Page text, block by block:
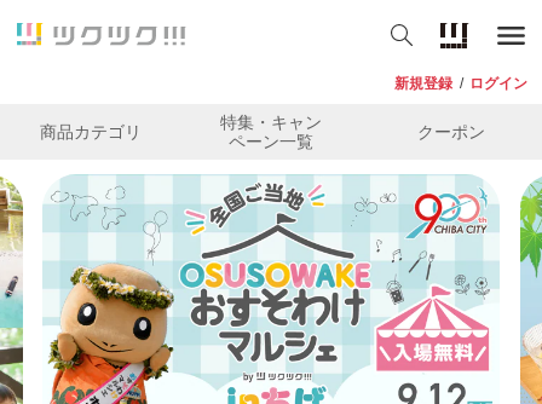
新規登録 / ログイン
商品カテゴリ
特集・キャン
ペーン一覧
クーポン